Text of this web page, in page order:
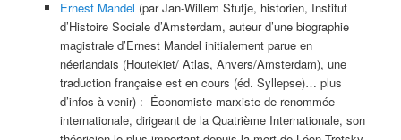
Ernest Mandel (par Jan-Willem Stutje, historien, Institut
d’Histoire Sociale d’Amsterdam, auteur d’une biographie
magistrale d’Ernest Mandel initialement parue en
néerlandais (Houtekiet/ Atlas, Anvers/Amsterdam), une
traduction française est en cours (éd. Syllepse)… plus
d’infos à venir) : Économiste marxiste de renommée
internationale, dirigeant de la Quatrième Internationale, son